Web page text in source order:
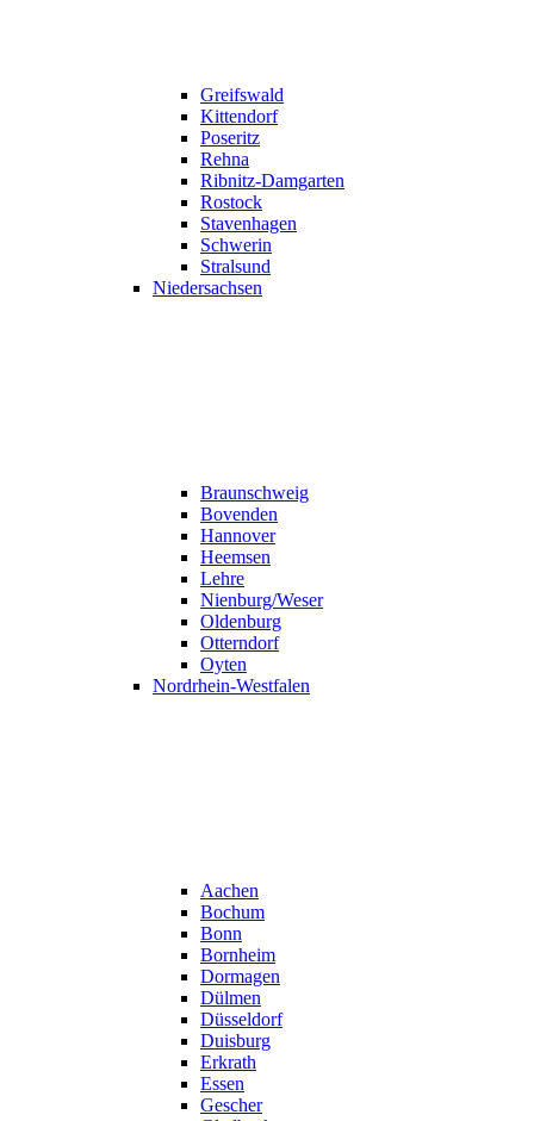
Greifswald
Kittendorf
Poseritz
Rehna
Ribnitz-Damgarten
Rostock
Stavenhagen
Schwerin
Stralsund
Niedersachsen
Braunschweig
Bovenden
Hannover
Heemsen
Lehre
Nienburg/Weser
Oldenburg
Otterndorf
Oyten
Nordrhein-Westfalen
Aachen
Bochum
Bonn
Bornheim
Dormagen
Dülmen
Düsseldorf
Duisburg
Erkrath
Essen
Gescher